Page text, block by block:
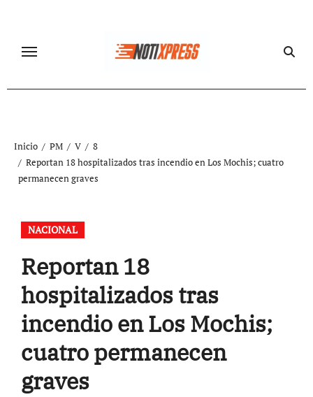
contenido
Inicio PM V
8
Reportan 18 hospitalizados tras incendio en Los Mochis; cuatro
permanecen graves
NACIONAL
Reportan 18
hospitalizados tras
incendio en Los Mochis;
cuatro permanecen
graves